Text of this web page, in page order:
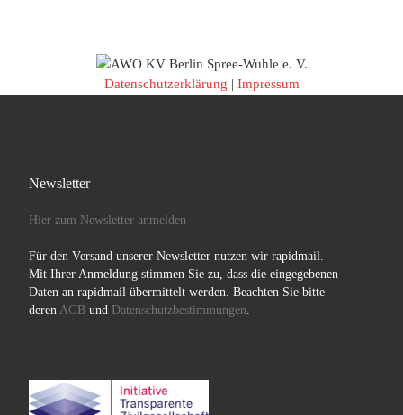
Datenschutzerklärung | Impressum
Newsletter
Hier zum Newsletter anmelden
Für den Versand unserer Newsletter nutzen wir rapidmail.
Mit Ihrer Anmeldung stimmen Sie zu, dass die eingegebenen
Daten an rapidmail übermittelt werden. Beachten Sie bitte
deren AGBund Datenschutzbestimmungen